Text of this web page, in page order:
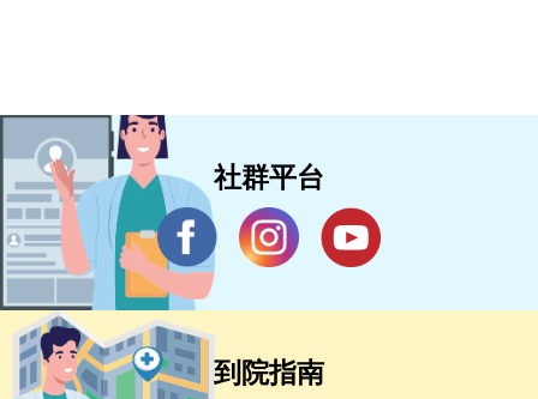
社群平台
到院指南